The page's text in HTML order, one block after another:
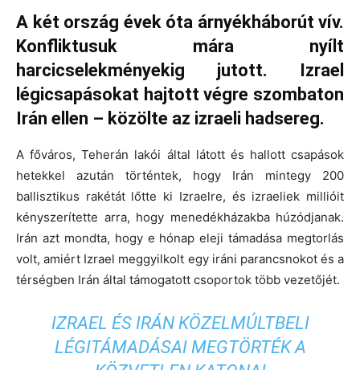
A két ország évek óta árnyékháborút vív.
Konfliktusuk mára nyílt
harcicselekményekig jutott. Izrael
légicsapásokat hajtott végre szombaton
Irán ellen – közölte az izraeli hadsereg.
A főváros, Teherán lakói által látott és hallott csapások
hetekkel azután történtek, hogy Irán mintegy 200
ballisztikus rakétát lőtte ki Izraelre, és izraeliek millióit
kényszerítette arra, hogy menedékházakba húzódjanak.
Irán azt mondta, hogy e hónap eleji támadása megtorlás
volt, amiért Izrael meggyilkolt egy iráni parancsnokot és a
térségben Irán által támogatott csoportok több vezetőjét.
IZRAEL ÉS IRÁN KÖZELMÚLTBELI
LÉGITÁMADÁSAI MEGTÖRTÉK A